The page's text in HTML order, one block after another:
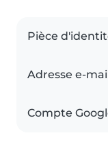
Pièce
Adresse e-
Compte